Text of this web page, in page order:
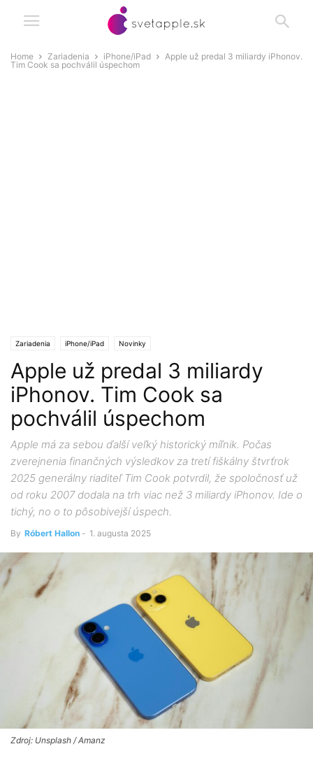
Home Zariadenia iPhone/iPad
Apple už predal 3 miliardy iPhonov.
Tim Cook sa pochválil úspechom
Zariadenia iPhone/iPad Novinky
Apple už predal 3 miliardy
iPhonov. Tim Cook sa
pochválil úspechom
Apple má za sebou ďalší veľký historický míľnik. Počas
zverejnenia finančných výsledkov za tretí fiškálny štvrťrok
2025 generálny riaditeľ Tim Cook potvrdil, že spoločnosť už
od roku 2007 dodala na trh viac než 3 miliardy iPhonov. Ide o
tichý, no o to pôsobivejší úspech.
By Róbert Hallon - 1. augusta 2025
Zdroj: Unsplash / Amanz